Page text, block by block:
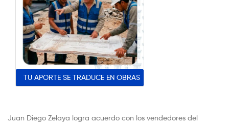
TU APORTE SE TRADUCE EN OBRAS
Juan Diego Zelaya logra acuerdo con los vendedores del